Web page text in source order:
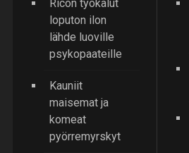
Ricon työkalut
loputon ilon
lähde luoville
psykopaateille
Kauniit
maisemat ja
komeat
pyörremyrskyt